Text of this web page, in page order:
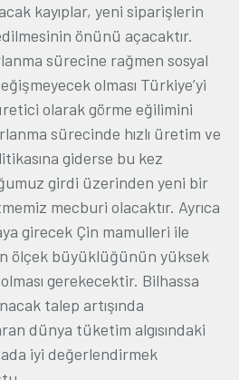
kayıplar, yeni siparişlerin
önünü açacaktır.
sürecine rağmen sosyal
olması Türkiye’yi
olarak görme eğilimini
sürecinde hızlı üretim ve
giderse bu kez
girdi üzerinden yeni bir
mecburi olacaktır. Ayrıca
girecek Çin mamulleri ile
ölçek büyüklüğünün yüksek
gerekecektir. Bilhassa
talep artışında
dünya tüketim algısındaki
iyi değerlendirmek